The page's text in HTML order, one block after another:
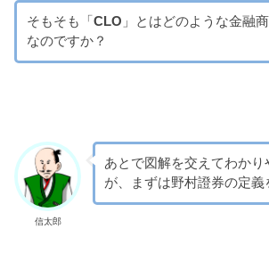
そもそも「 CLO 」とはどのような金融
なのですか？
信太郎
あとで図解を交えてわかり
が、まずは野村證券の定義